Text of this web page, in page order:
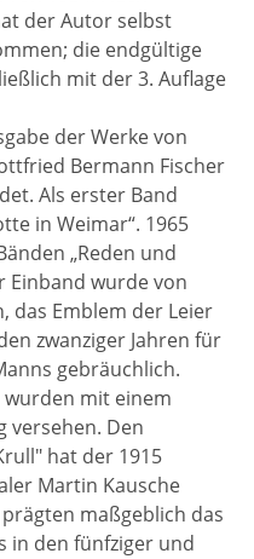
der Autor selbst
die endgültige
mit der 3. Auflage
der Werke von
Bermann Fischer
Als erster Band
in Weimar“. 1965
„Reden und
Einband wurde von
das Emblem der Leier
zwanziger Jahren für
gebräuchlich.
wurden mit einem
versehen. Den
hat der 1915
Martin Kausche
maßgeblich das
in den fünfziger und